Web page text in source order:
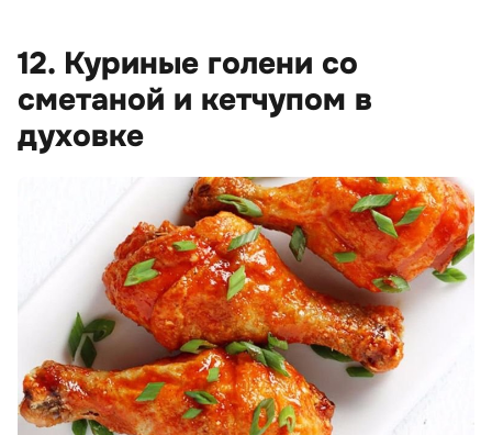
12. Куриные голени со
сметаной и кетчупом в
духовке